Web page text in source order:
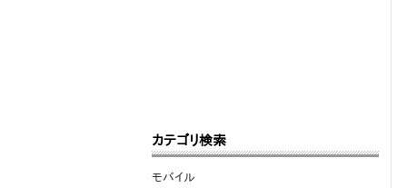
カテゴリ検索
モバイル